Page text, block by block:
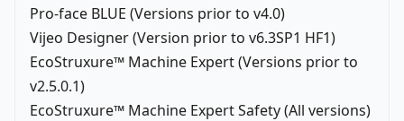
Pro-face BLUE (Versions prior to v4.0)
Vijeo Designer (Version prior to v6.3SP1 HF1)
EcoStruxure™ Machine Expert (Versions prior to
v2.5.0.1)
EcoStruxure™ Machine Expert Safety (All versions)